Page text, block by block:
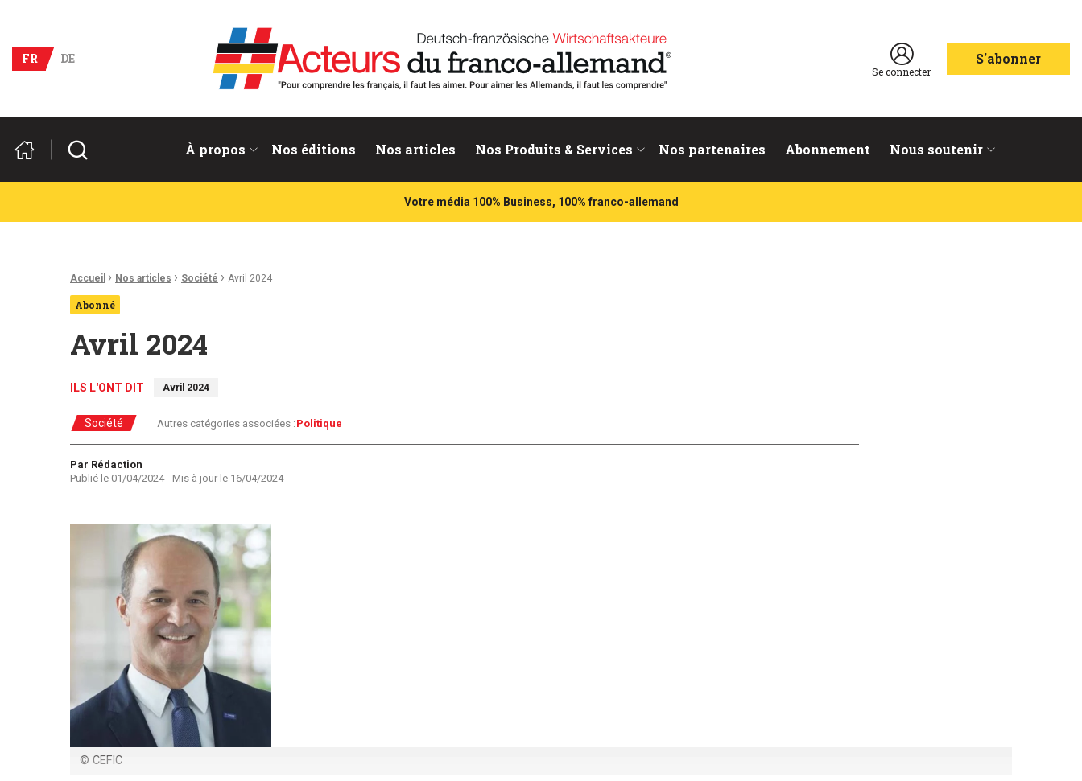
Acteurs du franco-allemand
FR
DE
Se connecter
S'abonner
À propos Nos éditions Nos articles Nos Produits & Services Nos partenaires Abonnement Nous soutenir
Rechercher
Votre média 100% Business, 100% franco-allemand
Fil d'Ariane :
Accueil › Nos articles › Société › Avril 2024
Abonné
Avril 2024
ILS L'ONT DIT Avril 2024
Société Autres catégories associées : Politique
Auteur
Par Rédaction
Publié le 01/04/2024- Mis à jour le 16/04/2024
© CEFIC